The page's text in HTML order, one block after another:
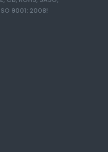
9001: 2008!